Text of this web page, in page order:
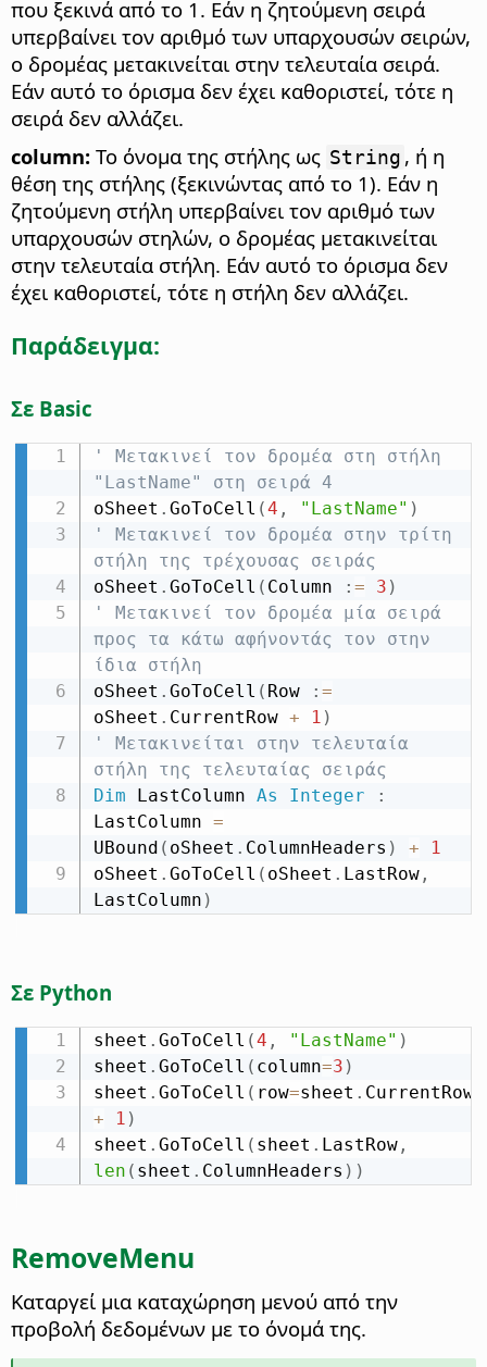
που ξεκινά από το 1. Εάν η ζητούμενη σειρά
υπερβαίνει τον αριθμό των υπαρχουσών σειρών,
ο δρομέας μετακινείται στην τελευταία σειρά.
Εάν αυτό το όρισμα δεν έχει καθοριστεί, τότε η
σειρά δεν αλλάζει.
column: Το όνομα της στήλης ως String , ή η
θέση της στήλης (ξεκινώντας από το 1). Εάν η
ζητούμενη στήλη υπερβαίνει τον αριθμό των
υπαρχουσών στηλών, ο δρομέας μετακινείται
στην τελευταία στήλη. Εάν αυτό το όρισμα δεν
έχει καθοριστεί, τότε η στήλη δεν αλλάζει.
Παράδειγμα:
Σε Basic
' Μετακινεί τον δρομέα στη στήλη
"LastName" στη σειρά 4
oSheet . GoToCell (4 , "LastName" )
' Μετακινεί τον δρομέα στην τρίτη
στήλη της τρέχουσας σειράς
oSheet . GoToCell ( Column : = 3 )
' Μετακινεί τον δρομέα μία σειρά
προς τα κάτω αφήνοντάς τον στην
ίδια στήλη
oSheet . GoToCell ( Row : =
oSheet . CurrentRow + 1 )
' Μετακινείται στην τελευταία
στήλη της τελευταίας σειράς
Dim LastColumn As Integer
:
LastColumn =
UBound ( oSheet . ColumnHeaders ) +
1
oSheet . GoToCell ( oSheet . LastRow,
LastColumn )
Σε Python
sheet . GoToCell (4 , "LastName" )
sheet . GoToCell ( column=3 )
sheet . GoToCell ( row=sheet .
+
1 )
sheet . GoToCell ( sheet . LastRow,
len ( sheet . ColumnHeaders ) )
RemoveMenu
Καταργεί μια καταχώρηση μενού από την
προβολή δεδομένων με το όνομά της.